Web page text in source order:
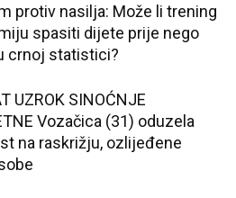
protiv nasilja: Može li trening
spasiti dijete prije nego
crnoj statistici?
UZROK SINOĆNJE
Vozačica (31) oduzela
na raskrižju, ozlijeđene